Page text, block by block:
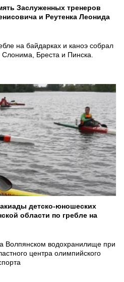
Заслуженных тренеров
и Реутенка Леонида
на байдарках и каноэ собрал
Бреста и Пинска.
детско-юношеских
области по гребле на
Волпянском водохранилище при
центра олимпийского